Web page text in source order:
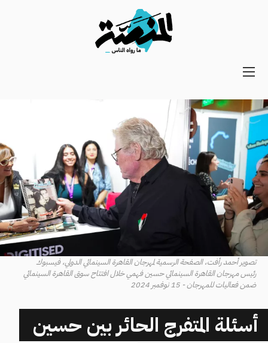
Main
Secondary
Navigation
تصوير أحمد رأفت، الصفحة الرسمية لمهرجان القاهرة السينمائي الدولي، فيسبوك
رئيس مهرجان القاهرة السينمائي حسين فهمي خلال افتتاح سوق القاهرة السينمائي
ضمن فعاليات للمهرجان - 15 نوفمبر 2024
أسئلة المتفرج الحائر بين حسين